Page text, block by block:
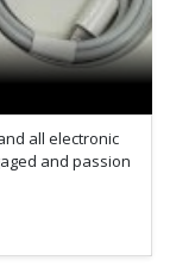
all electronic
and passion